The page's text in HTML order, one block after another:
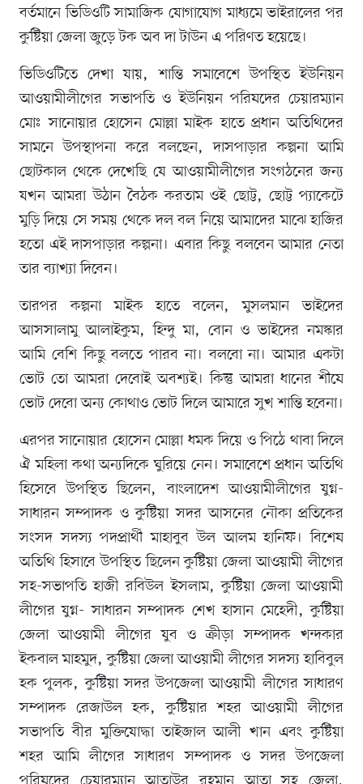
বর্তমানে ভিডিওটি সামাজিক যোগাযোগ মাধ্যমে ভাইরালের পর
কুষ্টিয়া জেলা জুড়ে টক অব দা টাউন এ পরিণত হয়েছে।
ভিডিওটিতে দেখা যায়, শান্তি সমাবেশে উপস্থিত ইউনিয়ন
আওয়ামীলীগের সভাপতি ও ইউনিয়ন পরিষদের চেয়ারম্যান
মোঃ সানোয়ার হোসেন মোল্লা মাইক হাতে প্রধান অতিথিদের
সামনে উপস্থাপনা করে বলছেন, দাসপাড়ার কল্পনা আমি
ছোটকাল থেকে দেখেছি যে আওয়ামীলীগের সংগঠনের জন্য
যখন আমরা উঠান বৈঠক করতাম ওই ছোট্ট, ছোট্ট প্যাকেটে
মুড়ি দিয়ে সে সময় থেকে দল বল নিয়ে আমাদের মাঝে হাজির
হতো এই দাসপাড়ার কল্পনা। এবার কিছু বলবেন আমার নেতা
তার ব্যাখ্যা দিবেন।
তারপর কল্পনা মাইক হাতে বলেন, মুসলমান ভাইদের
আসসালামু আলাইকুম, হিন্দু মা, বোন ও ভাইদের নমস্কার
আমি বেশি কিছু বলতে পারব না। বলবো না। আমার একটা
ভোট তো আমরা দেবোই অবশ্যই। কিন্তু আমরা ধানের শীষে
ভোট দেবো অন্য কোথাও ভোট দিলে আমারে সুখ শান্তি হবেনা।
এরপর সানোয়ার হোসেন মোল্লা ধমক দিয়ে ও পিঠে থাবা দিলে
ঐ মহিলা কথা অন্যদিকে ঘুরিয়ে নেন। সমাবেশে প্রধান অতিথি
হিসেবে উপস্থিত ছিলেন, বাংলাদেশ আওয়ামীলীগের যুগ্ন-
সাধারন সম্পাদক ও কুষ্টিয়া সদর আসনের নৌকা প্রতিকের
সংসদ সদস্য পদপ্রার্থী মাহাবুব উল আলম হানিফ। বিশেষ
অতিথি হিসাবে উপস্থিত ছিলেন কুষ্টিয়া জেলা আওয়ামী লীগের
সহ-সভাপতি হাজী রবিউল ইসলাম, কুষ্টিয়া জেলা আওয়ামী
লীগের যুগ্ন- সাধারন সম্পাদক শেখ হাসান মেহেদী, কুষ্টিয়া
জেলা আওয়ামী লীগের যুব ও ক্রীড়া সম্পাদক খন্দকার
ইকবাল মাহমুদ, কুষ্টিয়া জেলা আওয়ামী লীগের সদস্য হাবিবুল
হক পুলক, কুষ্টিয়া সদর উপজেলা আওয়ামী লীগের সাধারণ
সম্পাদক রেজাউল হক, কুষ্টিয়ার শহর আওয়ামী লীগের
সভাপতি বীর মুক্তিযোদ্ধা তাইজাল আলী খান এবং কুষ্টিয়া
শহর আমি লীগের সাধারণ সম্পাদক ও সদর উপজেলা